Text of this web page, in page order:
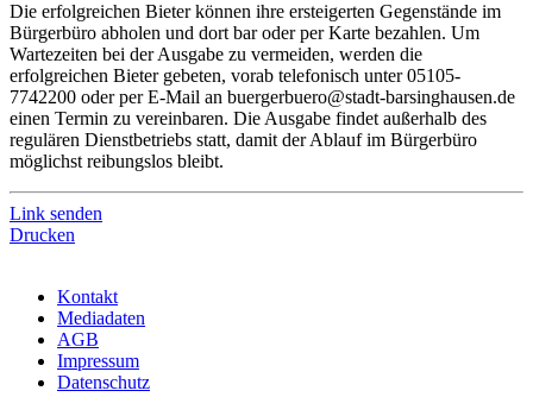
Die erfolgreichen Bieter können ihre ersteigerten Gegenstände im
Bürgerbüro abholen und dort bar oder per Karte bezahlen. Um
Wartezeiten bei der Ausgabe zu vermeiden, werden die
erfolgreichen Bieter gebeten, vorab telefonisch unter 05105-
7742200 oder per E-Mail an buergerbuero@stadt-barsinghausen.de
einen Termin zu vereinbaren. Die Ausgabe findet außerhalb des
regulären Dienstbetriebs statt, damit der Ablauf im Bürgerbüro
möglichst reibungslos bleibt.
Link senden
Drucken
Kontakt
Mediadaten
AGB
Impressum
Datenschutz